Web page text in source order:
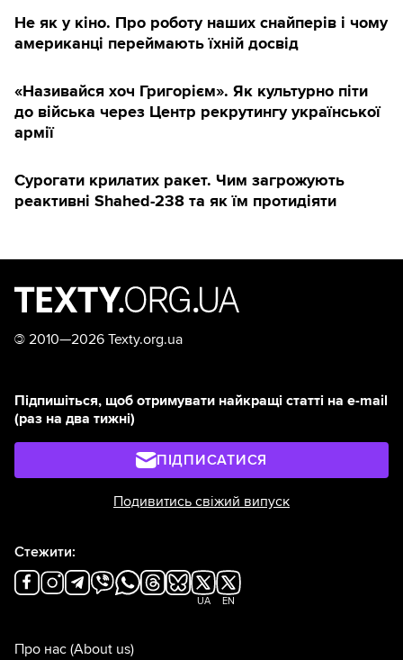
Не як у кіно. Про роботу наших снайперів і чому
американці переймають їхній досвід
«Називайся хоч Григорієм». Як культурно піти
до війська через Центр рекрутингу української
армії
Сурогати крилатих ракет. Чим загрожують
реактивні Shahed-238 та як їм протидіяти
© 2010—2026 Texty.org.ua
Підпишіться, щоб отримувати найкращі статті на e-mail
(раз на два тижні)
ПІДПИСАТИСЯ
Подивитись свіжий випуск
Стежити:
UA EN
Про нас (About us)